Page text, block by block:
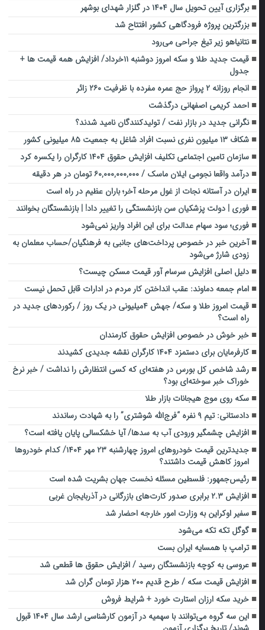
برگزاری آیین تحویل سال ۱۴۰۴ در گلزار شهدای بوشهر
بزرگترین پروژه فرودگاهی کشور افتتاح شد
نتانیاهو زیر تیغ جراحی می‌رود
قیمت جدید طلا و سکه امروز دوشنبه ۱۱خرداد/ افزایش همه قیمت ها +
جدول
انجام روزانه ۲ پرواز حج عمره مفرده با ظرفیت ۲۶۰ زائر
احمد کریمی اصفهانی درگذشت
نگرانی جدید در بازار نفت / تولیدکنندگان نامید شدند؟
شکاف ۱۳ میلیون نفری نسبت افراد شاغل به جمعیت ۸۵ میلیونی کشور
سازمان تامین اجتماعی تکلیف افزایش حقوق ۱۴۰۴ کارگران را یکسره کرد
درآمد واقعا نجومی ایلان ماسک / ۶۰,۰۰۰,۰۰۰,۰۰۰ تومان در هر دقیقه
ایران در آستانه نجات از غول مرحله آخر؛ باران عظیم در راه است
فوری | دولت پزشکیان سن بازنشستگی را تغییر داد! | بازنشستگان بخوانند
فوری؛ سود سهام عدالت برای این افراد واریز نمی‌شود
آخرین خبر در خصوص پرداخت‌های جانبی به فرهنگیان/حساب معلمان به
زودی شارژ می‌شود
دلیل اصلی افزایش سرسام آور قیمت مسکن چیست؟
امام جمعه دماوند: عقب انداختن کار مردم در ادارات قابل تحمل نیست
قیمت امروز طلا و سکه/ جهش ۴میلیونی در یک روز / رکوردهای جدید در
راه است؟
خبر خوش در خصوص افزایش حقوق کارمندان
کارفرمایان برای دستمزد ۱۴۰۴ کارگران نقشه جدیدی کشیدند
رشد شاخص کل بورس در هفته‌ای که کسی انتظارش را نداشت / خبر نرخ
خوراک خبر سوخته‌ای بود؟
سکه روی موج هیجانات بازار طلا
دادستانی: ‌تیم ۹ نفره “فرج‌الله شوشتری‌” را به شهادت رساندند
افزایش چشمگیر ورودی آب به سدها/ آیا خشکسالی پایان یافته است؟
جدیدترین قیمت خودروهای امروز چهارشنبه ۲۳ مهر ۱۴۰۴/ کدام خودروها
امروز کاهش قیمت داشتند؟
رئیس‌جمهور: فلسطین مسئله نخست جهان بشریت شده است
افزایش ۲.۳ برابری صدور کارت‌های بازرگانی در آذربایجان غربی
سفیر اوکراین به وزارت امور خارجه احضار شد
گوگل تکه تکه می‌شود
ترامپ با همسایه ایران بست
عروسی به کوچه بازنشستگان رسید / افزایش حقوق ها قطعی شد
افزایش قیمت سکه / طرح قدیم ۲۰۰ هزار تومان گران شد
خرید سکه ارزان استارت خورد + شرایط فروش
این سه گروه می‌توانند با سهمیه در آزمون کارشناسی ارشد سال ۱۴۰۴ قبول